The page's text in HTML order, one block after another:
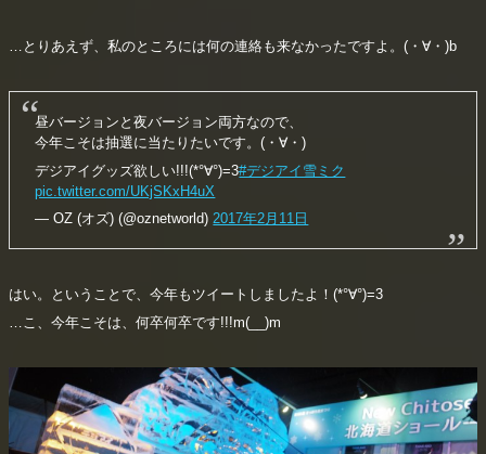
…とりあえず、私のところには何の連絡も来なかったですよ。(・∀・)b
昼バージョンと夜バージョン両方なので、
今年こそは抽選に当たりたいです。(・∀・)
デジアイグッズ欲しい!!!(*°∀°)=3#デジアイ雪ミク
pic.twitter.com/UKjSKxH4uX
— OZ (オズ) (@oznetworld)2017年2月11日
はい。ということで、今年もツイートしましたよ！(*°∀°)=3
…こ、今年こそは、何卒何卒です!!!m(__)m